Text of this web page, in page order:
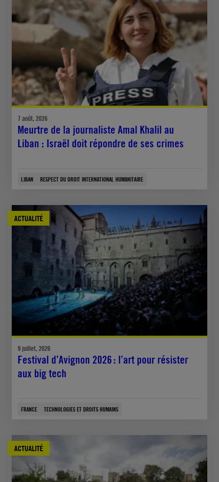
7 août, 2026
Meurtre de la journaliste Amal Khalil au
Liban : Israël doit répondre de ses crimes
LIBAN RESPECT DU DROIT INTERNATIONAL HUMANITAIRE
ACTUALITÉ
9 juillet, 2026
Festival d’Avignon 2026 : l’art pour résister
aux big tech
FRANCE TECHNOLOGIES ET DROITS HUMAINS
ACTUALITÉ